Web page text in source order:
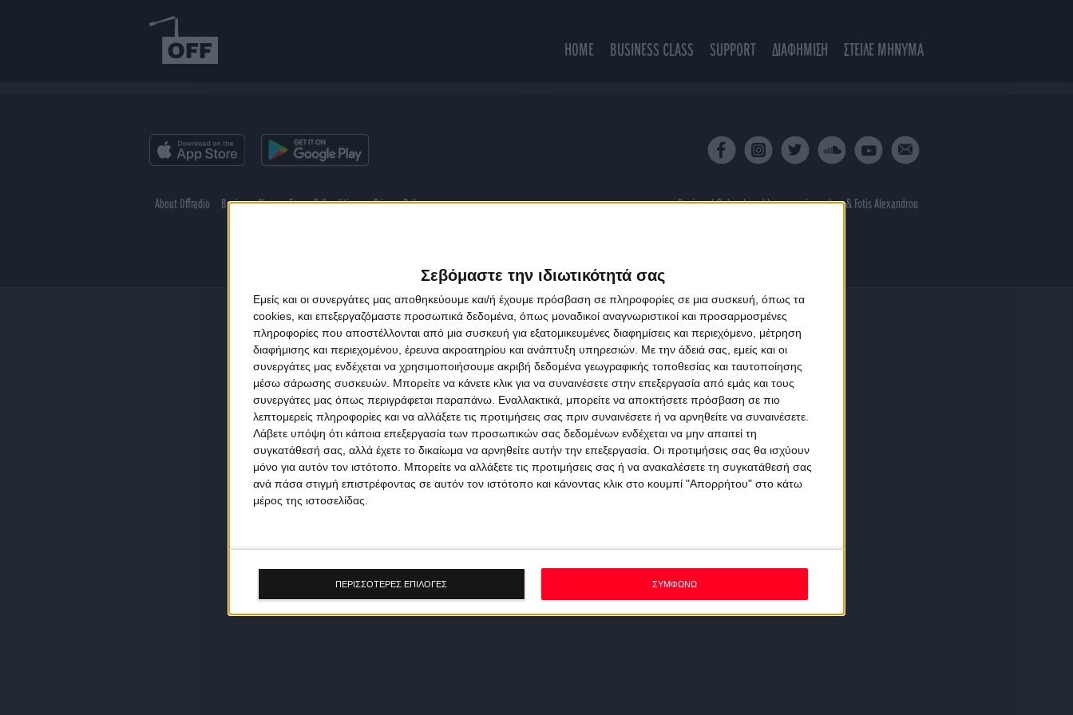
Σεβόμαστε την ιδιωτικότητά σας
Εμείς και οι συνεργάτες μας αποθηκεύουμε και/ή έχουμε πρόσβαση σε πληροφορίες σε μια συσκευή, όπως τα
cookies, και επεξεργαζόμαστε προσωπικά δεδομένα, όπως μοναδικοί αναγνωριστικοί και προσαρμοσμένες
πληροφορίες που αποστέλλονται από μια συσκευή για εξατομικευμένες διαφημίσεις και περιεχόμενο, μέτρηση
διαφήμισης και περιεχομένου, έρευνα ακροατηρίου και ανάπτυξη υπηρεσιών. Με την άδειά σας, εμείς και οι
συνεργάτες μας ενδέχεται να χρησιμοποιήσουμε ακριβή δεδομένα γεωγραφικής τοποθεσίας και ταυτοποίησης
μέσω σάρωσης συσκευών. Μπορείτε να κάνετε κλικ για να συναινέσετε στην επεξεργασία από εμάς και τους
συνεργάτες μας όπως περιγράφεται παραπάνω. Εναλλακτικά, μπορείτε να αποκτήσετε πρόσβαση σε πιο
λεπτομερείς πληροφορίες και να αλλάξετε τις προτιμήσεις σας πριν συναινέσετε ή να αρνηθείτε να συναινέσετε.
Λάβετε υπόψη ότι κάποια επεξεργασία των προσωπικών σας δεδομένων ενδέχεται να μην απαιτεί τη
συγκατάθεσή σας, αλλά έχετε το δικαίωμα να αρνηθείτε αυτήν την επεξεργασία. Οι προτιμήσεις σας θα ισχύουν
μόνο για αυτόν τον ιστότοπο. Μπορείτε να αλλάξετε τις προτιμήσεις σας ή να ανακαλέσετε τη συγκατάθεσή σας
ανά πάσα στιγμή επιστρέφοντας σε αυτόν τον ιστότοπο και κάνοντας κλικ στο κουμπί "Απορρήτου" στο κάτω
μέρος της ιστοσελίδας.
ΠΕΡΙΣΣΟΤΕΡΕΣ ΕΠΙΛΟΓΕΣ ΣΥΜΦΩΝΩ
HOME BUSINESS CLASS SUPPORT ΔΙΑΦΗΜΙΣΗ ΣΤΕΙΛΕ ΜΗΝΥΜΑ
About Offradio Business Class Terms & Conditions Privacy Policy Designed & developed byporcupine colors& Fotis Alexandrou